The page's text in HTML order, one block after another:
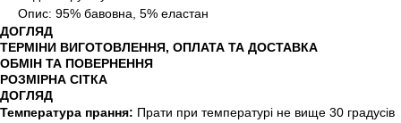
Опис: 95% бавовна, 5% еластан
ДОГЛЯД
ТЕРМІНИ ВИГОТОВЛЕННЯ, ОПЛАТА ТА ДОСТАВКА
ОБМІН ТА ПОВЕРНЕННЯ
РОЗМІРНА СІТКА
ДОГЛЯД
Температура прання: Прати при температурі не вище 30 градусів